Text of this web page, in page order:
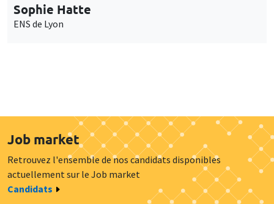
Sophie Hatte
ENS de Lyon
Job market
Retrouvez l'ensemble de nos candidats disponibles
actuellement sur le Job market
Candidats